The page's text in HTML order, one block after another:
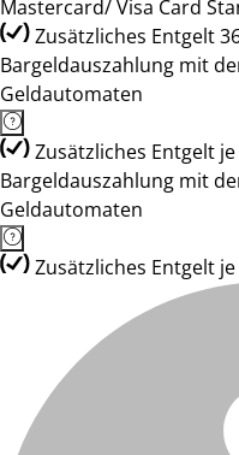
Mastercard/ Visa Card
Zusätzliches Entgelt
Bargeldauszahlung mit
Geldautomaten
Zusätzliches Entgelt
Bargeldauszahlung mit
Geldautomaten
Zusätzliches Entgelt